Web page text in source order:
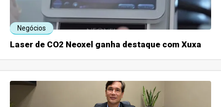
Negócios
Laser de CO2 Neoxel ganha destaque com Xuxa